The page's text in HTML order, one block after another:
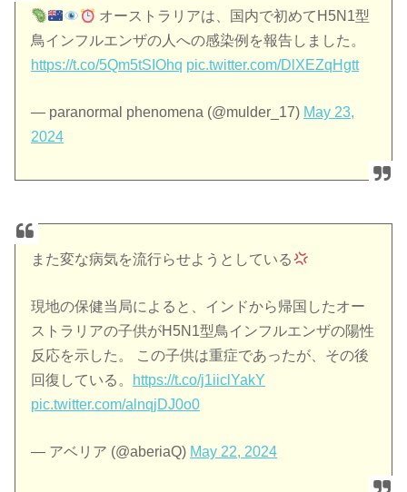
オーストラリアは、国内で初めてH5N1型
鳥インフルエンザの人への感染例を報告しました。
https://t.co/5Qm5tSIOhq pic.twitter.com/DlXEZqHgtt
— paranormal phenomena (@mulder_17) May 23,
2024
また変な病気を流行らせようとしている
現地の保健当局によると、インドから帰国したオー
ストラリアの子供がH5N1型鳥インフルエンザの陽性
反応を示した。 この子供は重症であったが、その後
回復している。
https://t.co/j1iiclYakY
pic.twitter.com/alnqjDJ0o0
— アベリア (@aberiaQ) May 22, 2024